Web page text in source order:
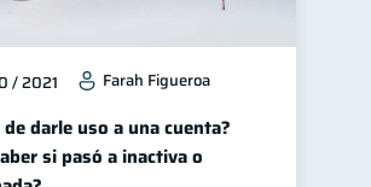
/ 2021 Farah Figueroa
darle uso a una cuenta?
si pasó a inactiva o